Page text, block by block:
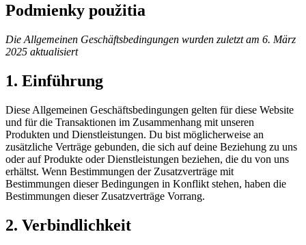
Podmienky použitia
Die Allgemeinen Geschäftsbedingungen wurden zuletzt am 6. März
2025 aktualisiert
1. Einführung
Diese Allgemeinen Geschäftsbedingungen gelten für diese Website
und für die Transaktionen im Zusammenhang mit unseren
Produkten und Dienstleistungen. Du bist möglicherweise an
zusätzliche Verträge gebunden, die sich auf deine Beziehung zu uns
oder auf Produkte oder Dienstleistungen beziehen, die du von uns
erhältst. Wenn Bestimmungen der Zusatzverträge mit
Bestimmungen dieser Bedingungen in Konflikt stehen, haben die
Bestimmungen dieser Zusatzverträge Vorrang.
2. Verbindlichkeit